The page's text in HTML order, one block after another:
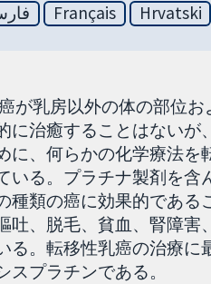
Français Hrvatski
が乳房以外の体の部位
に治癒することはない
に、何らかの化学療法
いる。プラチナ製剤を
種類の癌に効果的であ
吐、脱毛、貧血、腎障
る。転移性乳癌の治療
プラチンである。